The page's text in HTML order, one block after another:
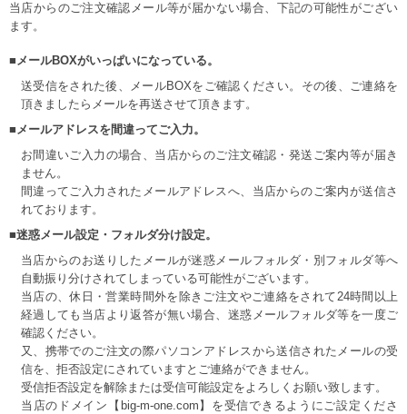
当店からのご注文確認メール等が届かない場合、下記の可能性がござい
ます。
■メールBOXがいっぱいになっている。
送受信をされた後、メールBOXをご確認ください。その後、ご連絡を
頂きましたらメールを再送させて頂きます。
■メールアドレスを間違ってご入力。
お間違いご入力の場合、当店からのご注文確認・発送ご案内等が届き
ません。
間違ってご入力されたメールアドレスへ、当店からのご案内が送信さ
れております。
■迷惑メール設定・フォルダ分け設定。
当店からのお送りしたメールが迷惑メールフォルダ・別フォルダ等へ
自動振り分けされてしまっている可能性がございます。
当店の、休日・営業時間外を除きご注文やご連絡をされて24時間以上
経過しても当店より返答が無い場合、迷惑メールフォルダ等を一度ご
確認ください。
又、携帯でのご注文の際パソコンアドレスから送信されたメールの受
信を、拒否設定にされていますとご連絡ができません。
受信拒否設定を解除または受信可能設定をよろしくお願い致します。
当店のドメイン【big-m-one.com】を受信できるようにご設定くださ